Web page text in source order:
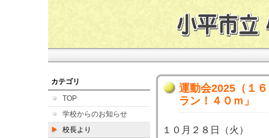
カテゴリ
TOP
学校からのお知らせ
校長より
運動会2025（１
ラン！４０ｍ」
１０月２８日（火）